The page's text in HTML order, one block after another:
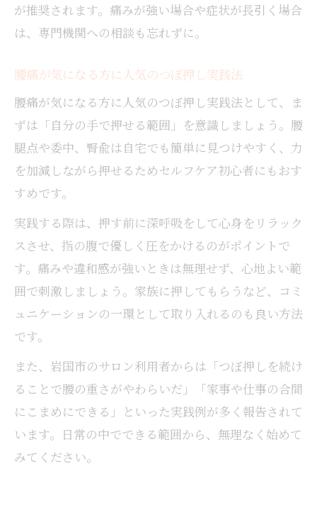
が推奨されます。痛みが強い場合や症状が長引く場合
は、専門機関への相談も忘れずに。
腰痛が気になる方に人気のつぼ押し実践法
腰痛が気になる方に人気のつぼ押し実践法として、ま
ずは「自分の手で押せる範囲」を意識しましょう。腰
腿点や委中、腎兪は自宅でも簡単に見つけやすく、力
を加減しながら押せるためセルフケア初心者にもおす
すめです。
実践する際は、押す前に深呼吸をして心身をリラック
スさせ、指の腹で優しく圧をかけるのがポイントで
す。痛みや違和感が強いときは無理せず、心地よい範
囲で刺激しましょう。家族に押してもらうなど、コミ
ュニケーションの一環として取り入れるのも良い方法
です。
また、岩国市のサロン利用者からは「つぼ押しを続け
ることで腰の重さがやわらいだ」「家事や仕事の合間
にこまめにできる」といった実践例が多く報告されて
います。日常の中でできる範囲から、無理なく始めて
みてください。